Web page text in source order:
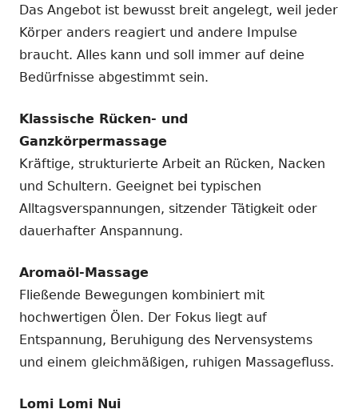
Das Angebot ist bewusst breit angelegt, weil jeder
Körper anders reagiert und andere Impulse
braucht. Alles kann und soll immer auf deine
Bedürfnisse abgestimmt sein.
Klassische Rücken- und
Ganzkörpermassage
Kräftige, strukturierte Arbeit an Rücken, Nacken
und Schultern. Geeignet bei typischen
Alltagsverspannungen, sitzender Tätigkeit oder
dauerhafter Anspannung.
Aromaöl-Massage
Fließende Bewegungen kombiniert mit
hochwertigen Ölen. Der Fokus liegt auf
Entspannung, Beruhigung des Nervensystems
und einem gleichmäßigen, ruhigen Massagefluss.
Lomi Lomi Nui